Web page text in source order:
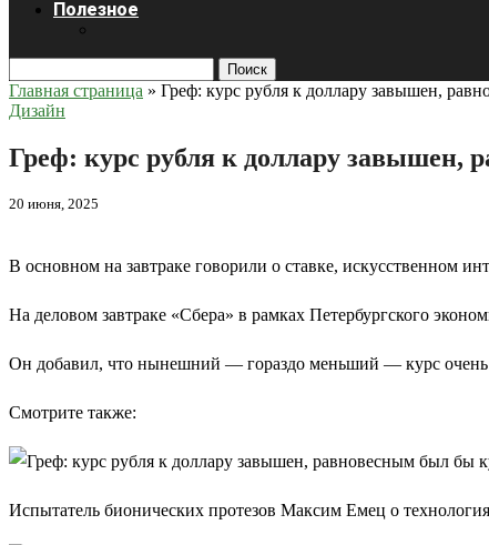
Полезное
Поиск
Главная страница » Греф: курс рубля к доллару завышен,
Дизайн
Греф: курс рубля к доллару завышен,
20 июня, 2025
В основном на завтраке говорили о ставке, искусственном
На деловом завтраке «Сбера» в рамках Петербургского
Он добавил, что нынешний — гораздо меньший — курс очень
Смотрите также:
Испытатель бионических протезов Максим Емец о